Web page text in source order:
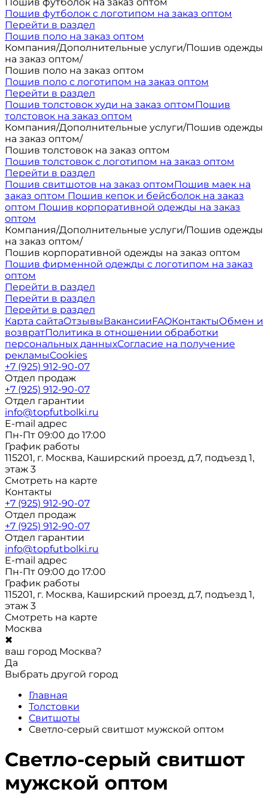
Пошив футболок с логотипом на заказ оптом
Перейти в раздел
Пошив поло на заказ оптом
Компания/Дополнительные услуги/Пошив одежды
на заказ оптом/
Пошив поло на заказ оптом
Пошив поло с логотипом на заказ оптом
Перейти в раздел
Пошив толстовок худи на заказ оптомПошив
толстовок на заказ оптом
Компания/Дополнительные услуги/Пошив одежды
на заказ оптом/
Пошив толстовок на заказ оптом
Пошив толстовок с логотипом на заказ оптом
Перейти в раздел
Пошив свитшотов на заказ оптомПошив маек на
заказ оптом Пошив кепок и бейсболок на заказ
оптом Пошив корпоративной одежды на заказ
оптом
Компания/Дополнительные услуги/Пошив одежды
на заказ оптом/
Пошив корпоративной одежды на заказ оптом
Пошив фирменной одежды с логотипом на заказ
оптом
Перейти в раздел
Перейти в раздел
Перейти в раздел
Карта сайтаОтзывыВакансииFAQКонтактыОбмен и
возвратПолитика в отношении обработки
персональных данныхСогласие на получение
рекламыCookies
+7 (925) 912-90-07
Отдел продаж
+7 (925) 912-90-07
Отдел гарантии
info@topfutbolki.ru
E-mail адрес
Пн-Пт 09:00 до 17:00
График работы
115201, г. Москва, Каширский проезд, д.7, подъезд 1,
этаж 3
Смотреть на карте
Контакты
+7 (925) 912-90-07
Отдел продаж
+7 (925) 912-90-07
Отдел гарантии
info@topfutbolki.ru
E-mail адрес
Пн-Пт 09:00 до 17:00
График работы
115201, г. Москва, Каширский проезд, д.7, подъезд 1,
этаж 3
Смотреть на карте
Москва
✖
ваш город Москва?
Да
Выбрать другой город
Главная
Толстовки
Свитшоты
Светло-серый свитшот мужской оптом
Светло-серый свитшот
мужской оптом